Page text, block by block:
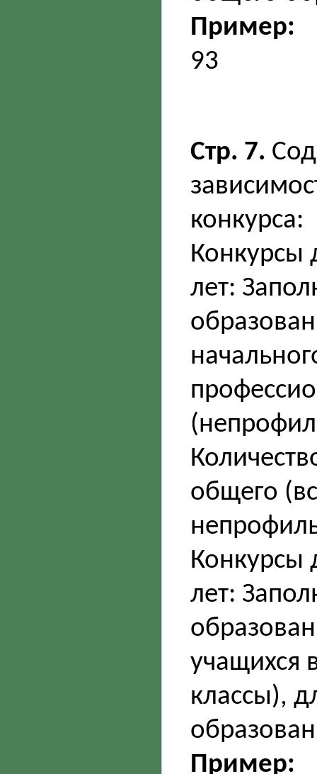
Пример:
93
Стр. 7.
конкурса:
Конкурсы
лет:
общего
Конкурсы
лет:
учащихся
классы),
Пример: